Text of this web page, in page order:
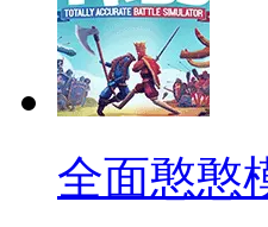
全面憨憨